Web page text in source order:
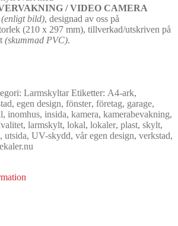
/ VIDEO CAMERA
(enligt bild), designad av oss på
(210 x 297 mm), tillverkad/utskriven på
(skummad PVC).
Larmskyltar Etiketter: A4-ark,
, egen design, fönster, företag, garage,
, inomhus, insida, kamera, kamerabevakning,
, larmskylt, lokal, lokaler, plast, skylt,
, utsida, UV-skydd, vår egen design, verkstad,